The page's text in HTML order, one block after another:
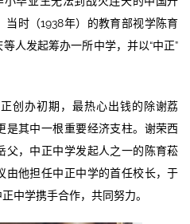
时（1938年）的教育部视学陈育
人发起筹办一所中学，并以“中正”
创办初期，最热心出钱的除谢荔
是其中一根重要经济支柱。谢荣西
父，中正中学发起人之一的陈育菘
由他担任中正中学的首任校长，于
中学携手合作，共同努力。